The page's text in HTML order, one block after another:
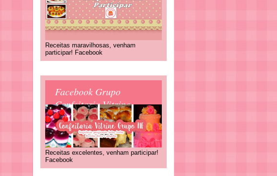
Receitas maravilhosas, venham
participar! Facebook
Facebook Grupo
Confeitaria Vitrine
Receitas excelentes, venham participar!
Facebook